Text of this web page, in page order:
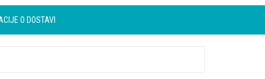
O DOSTAVI